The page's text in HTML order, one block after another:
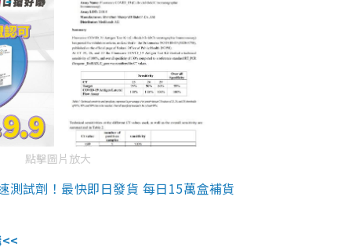
點擊圖片放大
測試劑！最快即日發貨 每日15萬盒補貨